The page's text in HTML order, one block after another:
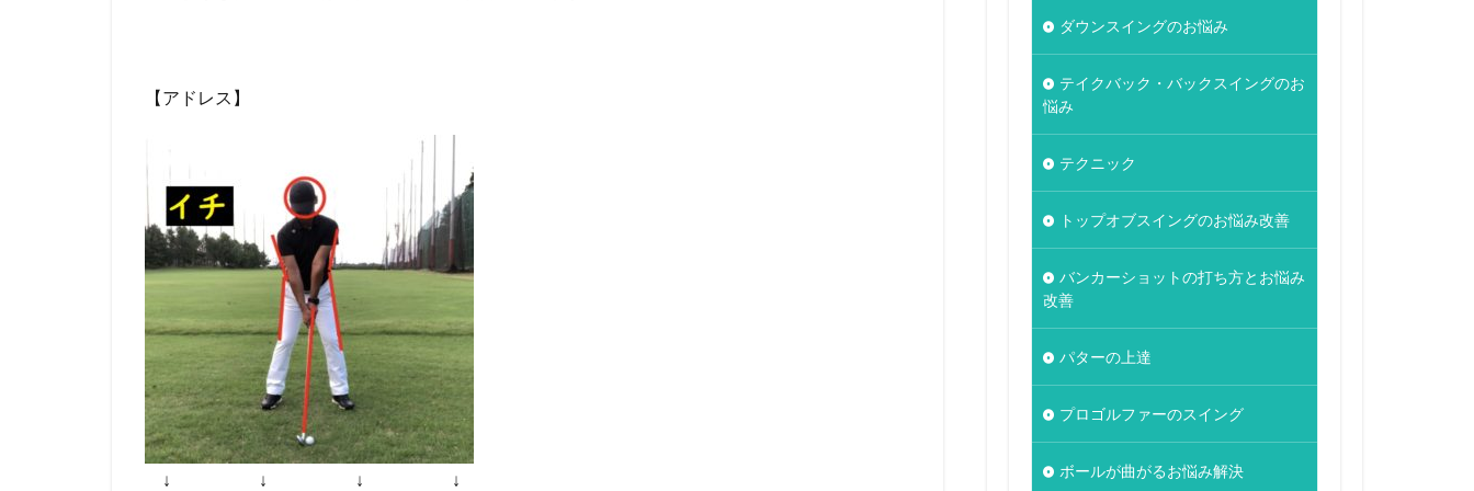
リズ
ス
イ
ン
ズ
ム
を
一
定
に
さ
【アドレス】
↓ ↓ ↓ ↓
ダウンスイングのお悩み
テイクバック・バックスイングのお
悩み
テクニック
トップオブスイングのお悩み改善
バンカーショットの打ち方とお悩み
改善
パターの上達
プロゴルファーのスイング
ボールが曲がるお悩み解決